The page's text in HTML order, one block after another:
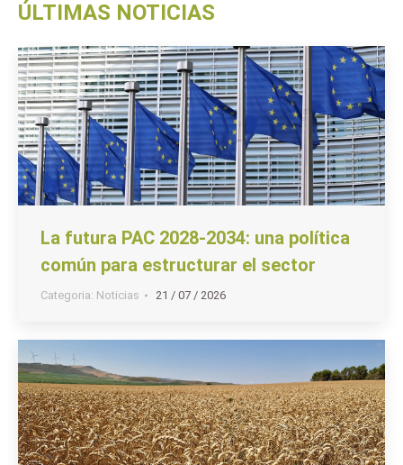
ÚLTIMAS NOTICIAS
La futura PAC 2028-2034: una política
común para estructurar el sector
Categoria: Noticias 21 / 07 / 2026